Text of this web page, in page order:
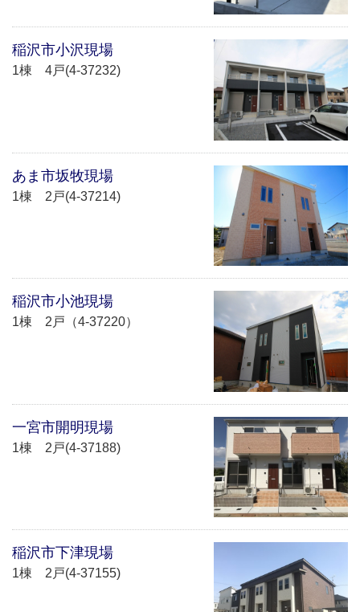
稲沢市小沢現場
1棟 4戸(4-37232)
あま市坂牧現場
1棟 2戸(4-37214)
稲沢市小池現場
1棟 2戸（4-37220）
一宮市開明現場
1棟 2戸(4-37188)
稲沢市下津現場
1棟 2戸(4-37155)